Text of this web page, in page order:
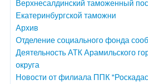
Верхнесалдинский таможенный
Екатеринбургской таможни
Архив
Отделение социального фонда
Деятельность АТК Арамильского
округа
Новости от филиала ППК